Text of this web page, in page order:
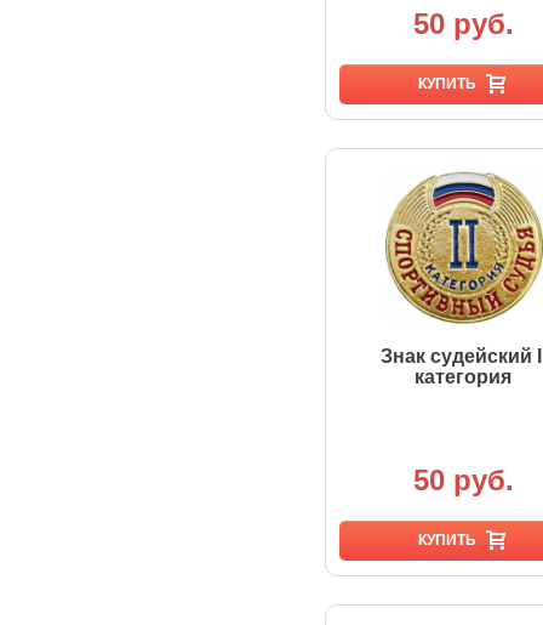
50 руб.
КУПИТЬ
Знак судейский
категория
50 руб.
КУПИТЬ